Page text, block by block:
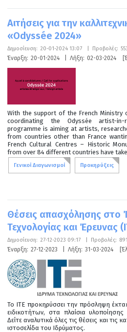
Αιτήσεις για την
«Odyssée 2024»
Δημοσίευση: 20-01-2024 13:07 Προβολές:
Έναρξη: 20-01-2024 Λήξη: 02-03-2024
With the support of the French Ministry
coordinating the Odyssée artist-in-
programme is aiming at artists,
from countries other than France
French Cultural Centres – Historic
from over 84 different countries have
Γενικοί Διαγωνισμοί Προκηρύξεις
Θέσεις απασχόλησης στο
Τεχνολογίας και Έρευνας
Δημοσίευση: 27-12-2023 09:17 Προβολές: 891
Έναρξη: 27-12-2023 Λήξη: 31-03-2024
Το ΙΤΕ προκηρύσσει την πρόσληψη
ειδικοτήτων, στα πλαίσια
Δείτε αναλυτικά όλες τις θέσεις και τις
ιστοσελίδα του Ιδρύματος.